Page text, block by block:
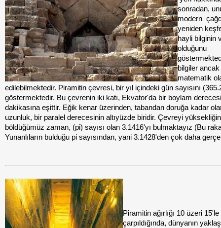
sonradan,
modern
yeniden
hayli bilginin
olduğunu
bilgiler ancak
matematik
edilebilmektedir. Piramitin çevresi, bir yıl içindeki gün sayısını
göstermektedir. Bu çevrenin iki katı, Ekvator'da bir boylam
dakikasına eşittir. Eğik kenar üzerinden, tabandan doruğa kadar
uzunluk, bir paralel derecesinin altıyüzde biridir. Çevreyi
böldüğümüz zaman, (pi) sayısı olan 3.1416'yı bulmaktayız (Bu
Yunanlıların bulduğu pi sayısından, yani 3.1428'den çok daha
Piramitin ağırlığı 10 üzeri 15'le
çarpıldığında, dünyanın